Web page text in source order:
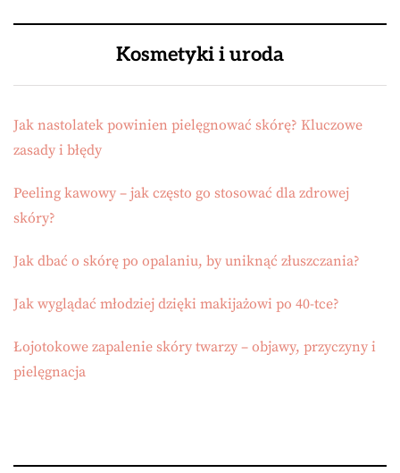
Kosmetyki i uroda
Jak nastolatek powinien pielęgnować skórę? Kluczowe
zasady i błędy
Peeling kawowy – jak często go stosować dla zdrowej
skóry?
Jak dbać o skórę po opalaniu, by uniknąć złuszczania?
Jak wyglądać młodziej dzięki makijażowi po 40-tce?
Łojotokowe zapalenie skóry twarzy – objawy, przyczyny i
pielęgnacja